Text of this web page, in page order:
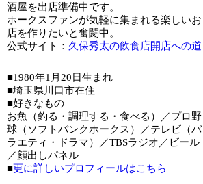
酒屋を出店準備中です。
ホークスファンが気軽に集まれる楽しいお
店を作りたいと奮闘中。
公式サイト： 久保秀太の飲食店開店への道
■1980年1月20日生まれ
■埼玉県川口市在住
■好きなもの
お魚（釣る・調理する・食べる）／プロ野
球（ソフトバンクホークス）／テレビ（バ
ラエティ・ドラマ）／TBSラジオ／ビール
／顔出しパネル
■更に詳しいプロフィールはこちら